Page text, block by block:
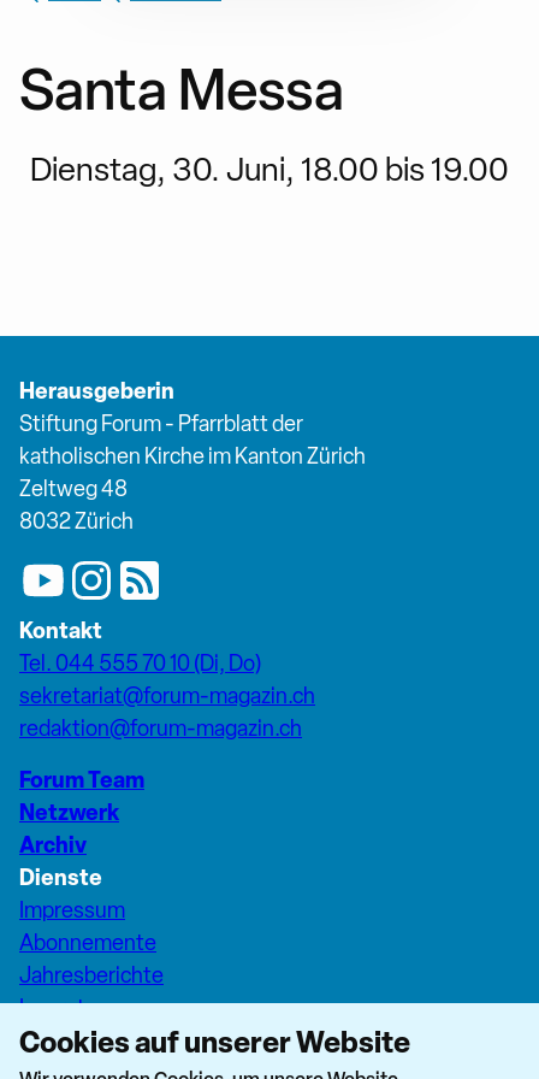
Santa Messa
Dienstag, 30. Juni, 18.00 bis 19.00
Herausgeberin
Stiftung Forum - Pfarrblatt der
katholischen Kirche im Kanton Zürich
Zeltweg 48
8032 Zürich
Kontakt
Tel. 044 555 70 10 (Di, Do)
sekretariat@forum-magazin.ch
redaktion@forum-magazin.ch
Forum Team
Netzwerk
Archiv
Dienste
Impressum
Abonnemente
Jahresberichte
Inserate
Pfarreiseiten Stadt Zürich
Dashboard Forum+
Cookies auf unserer Website